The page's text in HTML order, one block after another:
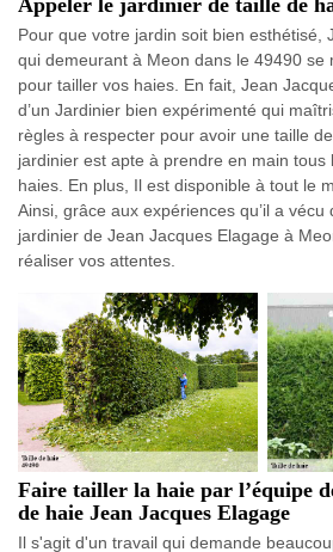
Appeler le jardinier de taille de
Pour que votre jardin soit bien esthétisé,
qui demeurant à Meon dans le 49490 se
pour tailler vos haies. En fait, Jean
d’un Jardinier bien expérimenté qui
règles à respecter pour avoir une taille
jardinier est apte à prendre en main tous
haies. En plus, Il est disponible à tout le
Ainsi, grâce aux expériences qu’il a vécu
jardinier de Jean Jacques Elagage à
réaliser vos attentes.
Faire tailler la haie par l’équipe
de haie Jean Jacques Elagage
Il s'agit d'un travail qui demande